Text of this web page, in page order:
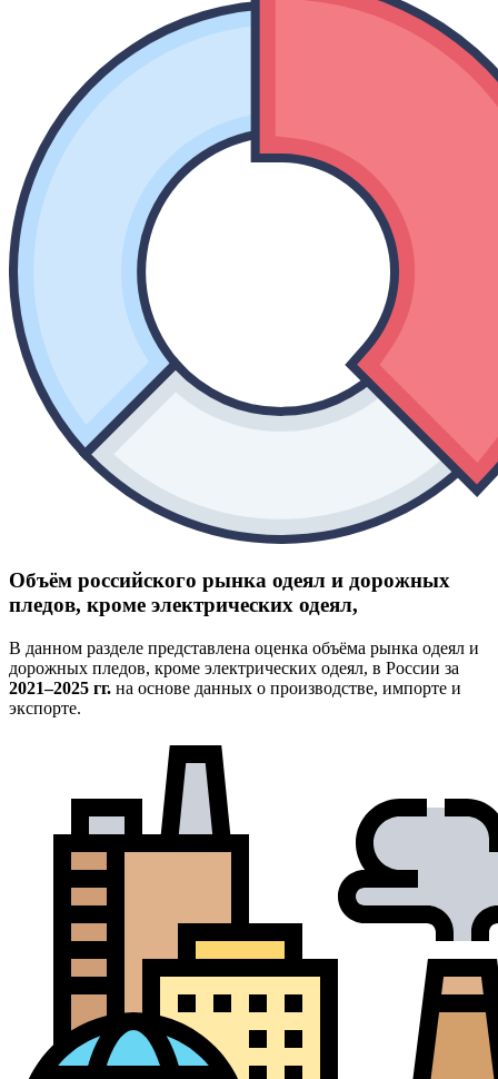
Объём российского рынка одеял и дорожных
пледов, кроме электрических одеял,
В данном разделе представлена оценка объёма рынка одеял и
дорожных пледов, кроме электрических одеял, в России за
2021–2025 гг. на основе данных о производстве, импорте и
экспорте.